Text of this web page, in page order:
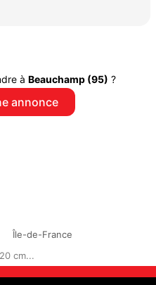
à Beauchamp (95) ?
annonce
Île-de-France
cm...